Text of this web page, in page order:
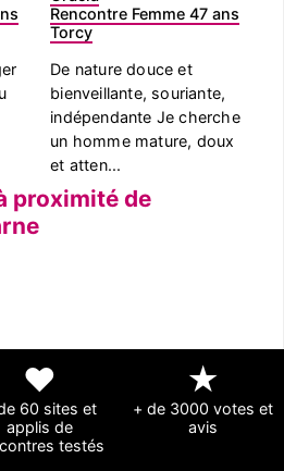
Rencontre Femme 47 ans
Torcy
De nature douce et
bienveillante, souriante,
indépendante Je cherche
un homme mature, doux
et atten...
proximité de
❤
60 sites et
applis de
testés
★
+ de 3000 votes et
avis